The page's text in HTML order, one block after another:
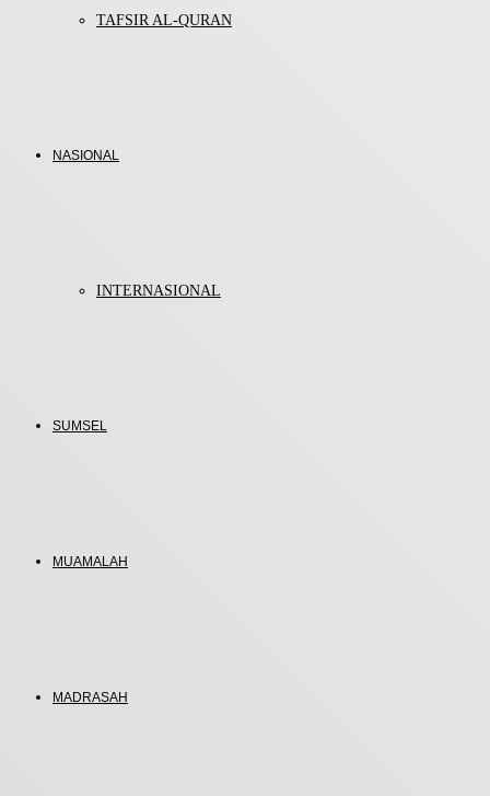
TAFSIR AL-QURAN
NASIONAL
INTERNASIONAL
SUMSEL
MUAMALAH
MADRASAH